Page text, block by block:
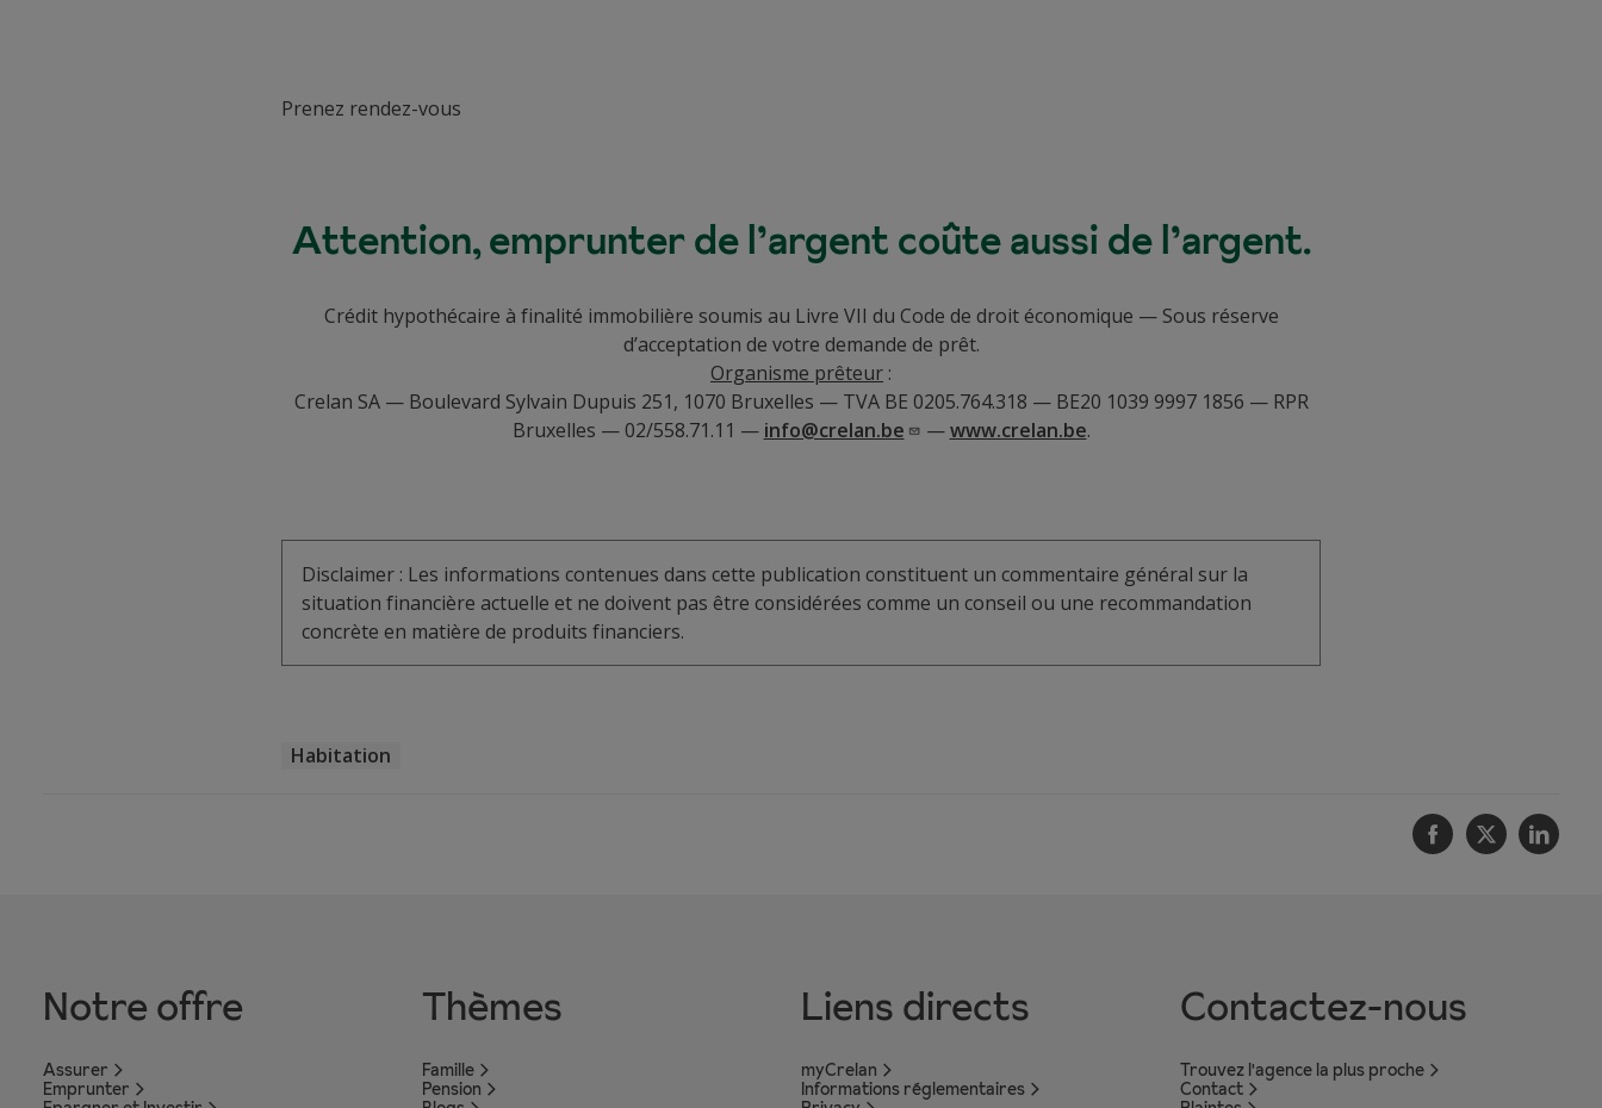
Prenez rendez-vous
Attention, emprunter de l’argent coûte aussi de l’argent.
Crédit hypothécaire à finalité immobilière soumis au Livre VII du Code de droit économique — Sous réserve
d’acceptation de votre demande de prêt.
Organisme prêteur :
Crelan SA — Boulevard Sylvain Dupuis 251, 1070 Bruxelles — TVA BE 0205.764.318 — BE20 1039 9997 1856 — RPR
Bruxelles — 02/558.71.11 — info@crelan.be —www.crelan.be.
Disclaimer : Les informations contenues dans cette publication constituent un commentaire général sur la
situation financière actuelle et ne doivent pas être considérées comme un conseil ou une recommandation
concrète en matière de produits financiers.
Habitation
Facebook
Twitter
Notre offre
Assurer
Emprunter
Thèmes
Famille
Pension
Liens directs
myCrelan
Informations réglementaires
Contactez-nous
Trouvez l'agence la plus proche
Contact